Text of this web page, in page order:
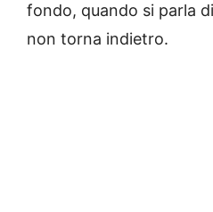
fondo, quando si parla
non torna indietro.